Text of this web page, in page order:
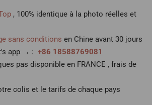
, 100% identique à la photo réelles et
sans conditions en Chine avant 30 jours
app → : +86 18588769081
pas disponible en FRANCE , frais de
colis et le tarifs de chaque pays